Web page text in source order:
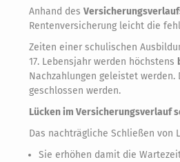
Anhand des
Rentenversicherung leicht die
Zeiten einer schulischen
17. Lebensjahr werden höchstens
Nachzahlungen geleistet werden.
geschlossen werden.
Lücken im Versicherungsverlauf
Das nachträgliche Schließen von
Sie erhöhen damit die